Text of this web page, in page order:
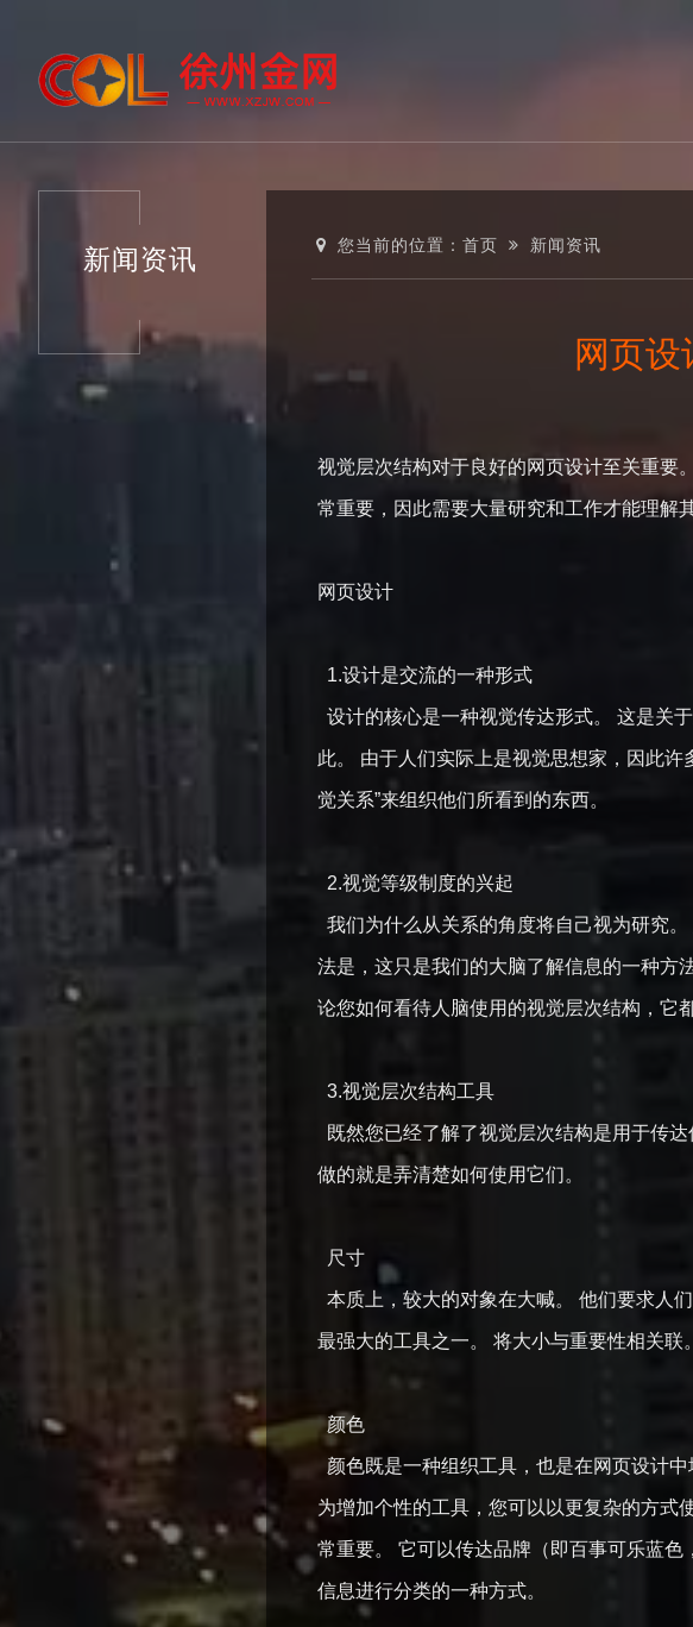
新闻资讯 您当前的位置：首页 新闻资讯
网页
视觉层次结构对于良好的网页设计至关重要
常重要，因此需要大量研究和工作才能理解
网页设计
1.设计是交流的一种形式
设计的核心是一种视觉传达形式。 这是关
此。 由于人们实际上是视觉思想家，因此
觉关系”来组织他们所看到的东西。
2.视觉等级制度的兴起
我们为什么从关系的角度将自己视为研究
法是，这只是我们的大脑了解信息的一种方
论您如何看待人脑使用的视觉层次结构，它
3.视觉层次结构工具
既然您已经了解了视觉层次结构是用于传
做的就是弄清楚如何使用它们。
尺寸
本质上，较大的对象在大喊。 他们要求人
最强大的工具之一。 将大小与重要性相关联
颜色
颜色既是一种组织工具，也是在网页设计
为增加个性的工具，您可以以更复杂的方式
常重要。 它可以传达品牌（即百事可乐蓝
信息进行分类的一种方式。